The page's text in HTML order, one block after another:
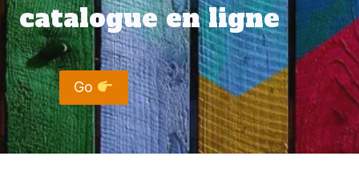
catalogue en ligne
Go